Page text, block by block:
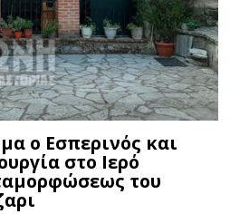
ο Εσπερινός και
στο Ιερό
του